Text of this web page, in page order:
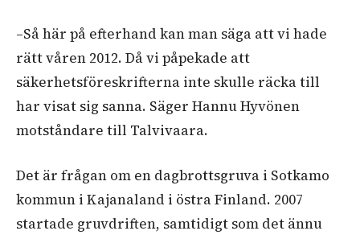
–Så här på efterhand kan man säga att vi hade
rätt våren 2012. Då vi påpekade att
säkerhetsföreskrifterna inte skulle räcka till
har visat sig sanna. Säger Hannu Hyvönen
motståndare till Talvivaara.
Det är frågan om en dagbrottsgruva i Sotkamo
kommun i Kajanaland i östra Finland. 2007
startade gruvdriften, samtidigt som det ännu